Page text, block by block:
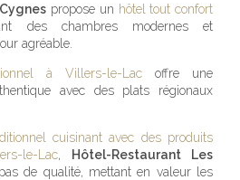
propose un hôtel tout confort
des chambres modernes et
agréable.
à Villers-le-Lac offre une
avec des plats régionaux
cuisinant avec des produits
le-Lac,
Hôtel-Restaurant Les
de qualité, mettant en valeur les